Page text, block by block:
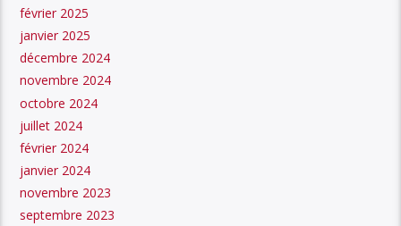
février 2025
janvier 2025
décembre 2024
novembre 2024
octobre 2024
juillet 2024
février 2024
janvier 2024
novembre 2023
septembre 2023